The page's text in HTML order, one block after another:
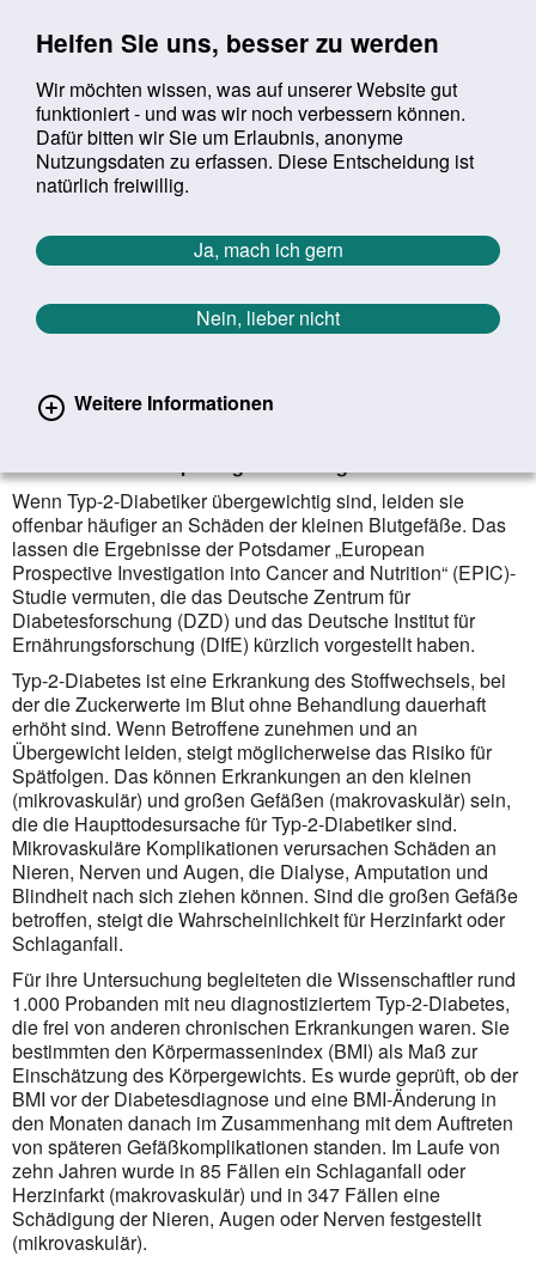
Helfen Sie uns, besser zu werden
Wir möchten wissen, was auf unserer Website gut
funktioniert - und was wir noch verbessern können.
Dafür bitten wir Sie um Erlaubnis, anonyme
Nutzungsdaten zu erfassen. Diese Entscheidung ist
natürlich freiwillig.
Ja, mach ich gern
Nein, lieber nicht
Weitere Informationen
Suchbegriff:
Sie befinden sich hier:
Startseite Aktuelles Aktuelle Meldungen
Aktuelle Meldungen
Zurück zur Übersicht erster
vorheriger
1393/1627
Typ-2-Diabetes und Übergewicht
Wenn Typ-2-Diabetiker übergewichtig sind, leiden sie
offenbar häufiger an Schäden der kleinen Blut­gefäße. Das
lassen die Ergebnisse der Potsdamer „European
Prospective Investigation into Cancer and Nutrition“ (EPIC)-
Studie vermuten, die das Deutsche Zentrum für
Diabetesforschung (DZD) und das Deutsche Institut für
Ernährungsforschung (DIfE) kürzlich vorgestellt haben.
Typ-2-Diabetes ist eine Erkrankung des Stoffwechsels, bei
der die Zuckerwerte im Blut ohne Behandlung dauerhaft
erhöht sind. Wenn Betroffene zunehmen und an
Übergewicht leiden, steigt möglicherweise das Risiko für
Spätfolgen. Das können Erkrankungen an den kleinen
(mikrovaskulär) und großen Gefäßen (makrovaskulär) sein,
die die Haupttodesursache für Typ-2-Diabetiker sind.
Mikrovaskuläre Kompli­kationen verursachen Schäden an
Nieren, Nerven und Augen, die Dialyse, Amputation und
Blindheit nach sich ziehen können. Sind die großen Gefäße
betroffen, steigt die Wahrscheinlichkeit für Herzinfarkt oder
Schlaganfall.
Für ihre Untersuchung begleiteten die Wissenschaftler rund
1.000 Probanden mit neu diagnostiziertem Typ-2-Diabetes,
die frei von anderen chronischen Erkrankungen waren. Sie
bestimmten den Körper­massen­index (BMI) als Maß zur
Einschätzung des Körpergewichts. Es wurde geprüft, ob der
BMI vor der Diabetesdiagnose und eine BMI-Änderung in
den Monaten danach im Zusammenhang mit dem Auftreten
von späteren Gefäßkomplikationen standen. Im Laufe von
zehn Jahren wurde in 85 Fällen ein Schlag­anfall oder
Herzinfarkt (makrovaskulär) und in 347 Fällen eine
Schädigung der Nieren, Augen oder Nerven festgestellt
(mikrovaskulär).